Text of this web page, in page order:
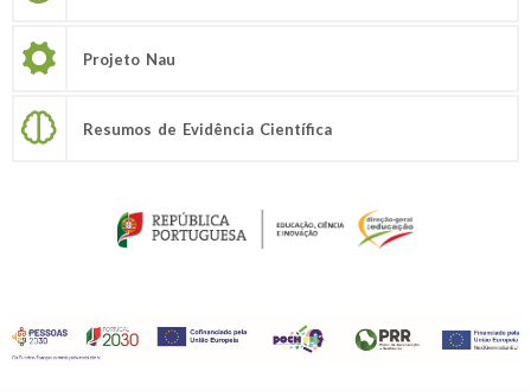
Projeto Nau
Resumos de Evidência Científica